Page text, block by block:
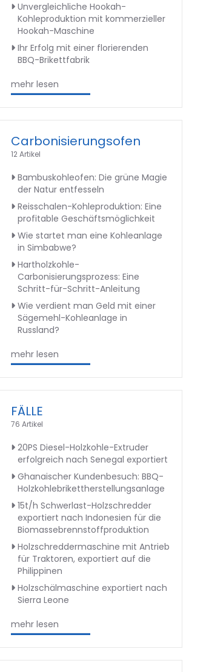
Unvergleichliche Hookah-
Kohleproduktion mit kommerzieller
Hookah-Maschine
Ihr Erfolg mit einer florierenden
BBQ-Brikettfabrik
mehr lesen
Carbonisierungsofen
12 Artikel
Bambuskohleofen: Die grüne Magie
der Natur entfesseln
Reisschalen-Kohleproduktion: Eine
profitable Geschäftsmöglichkeit
Wie startet man eine Kohleanlage
in Simbabwe?
Hartholzkohle-
Carbonisierungsprozess: Eine
Schritt-für-Schritt-Anleitung
Wie verdient man Geld mit einer
Sägemehl-Kohleanlage in
Russland?
mehr lesen
FÄLLE
76 Artikel
20PS Diesel-Holzkohle-Extruder
erfolgreich nach Senegal exportiert
Ghanaischer Kundenbesuch: BBQ-
Holzkohlebrikettherstellungsanlage
15t/h Schwerlast-Holzschredder
exportiert nach Indonesien für die
Biomassebrennstoffproduktion
Holzschreddermaschine mit Antrieb
für Traktoren, exportiert auf die
Philippinen
Holzschälmaschine exportiert nach
Sierra Leone
mehr lesen